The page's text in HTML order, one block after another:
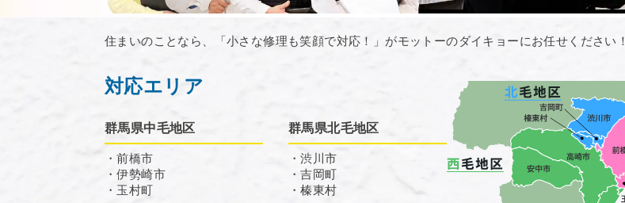
住まいのことなら、「小さな修理も笑顔で対応！」がモットーのダイキョーにお任せください！
対応エリア
群馬県中毛地区
・前橋市
・伊勢崎市
・玉村町
群馬県北毛地区
・渋川市
・吉岡町
・榛東村